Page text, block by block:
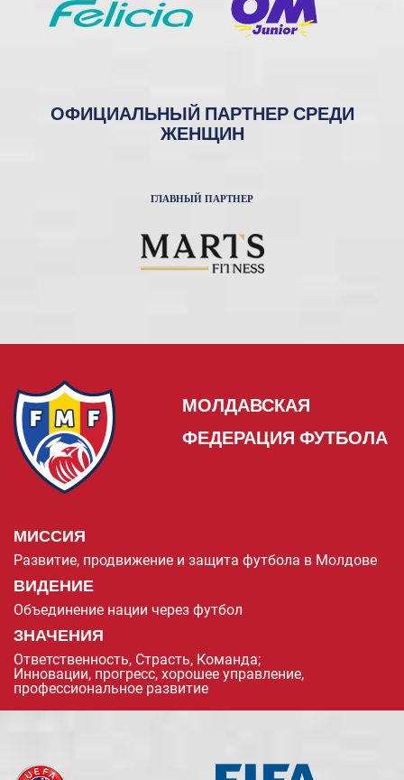
ОФИЦИАЛЬНЫЙ ПАРТНЕР СРЕДИ
ЖЕНЩИН
ГЛАВНЫЙ ПАРТНЕР
МОЛДАВСКАЯ
ФЕДЕРАЦИЯ ФУТБОЛА
МИССИЯ
Развитие, продвижение и защита футбола в Молдове
ВИДЕНИЕ
Объединение нации через футбол
ЗНАЧЕНИЯ
Ответственность, Страсть, Команда;
Инновации, прогресс, хорошее управление,
профессиональное развитие